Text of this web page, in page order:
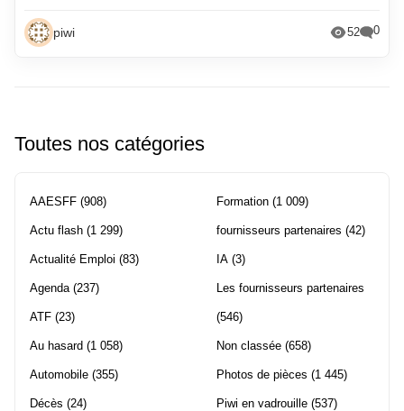
piwi 52 0
Toutes nos catégories
AAESFF (908)
Actu flash (1 299)
Actualité Emploi (83)
Agenda (237)
ATF (23)
Au hasard (1 058)
Automobile (355)
Décès (24)
Formation (1 009)
fournisseurs partenaires (42)
IA (3)
Les fournisseurs partenaires
(546)
Non classée (658)
Photos de pièces (1 445)
Piwi en vadrouille (537)